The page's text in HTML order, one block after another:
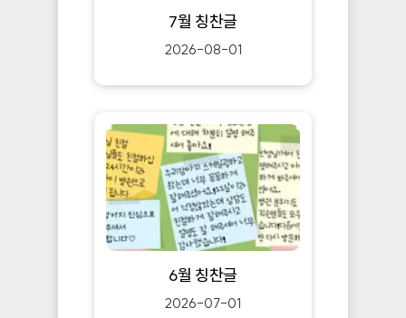
7월 칭찬글
2026-08-01
6월 칭찬글
2026-07-01